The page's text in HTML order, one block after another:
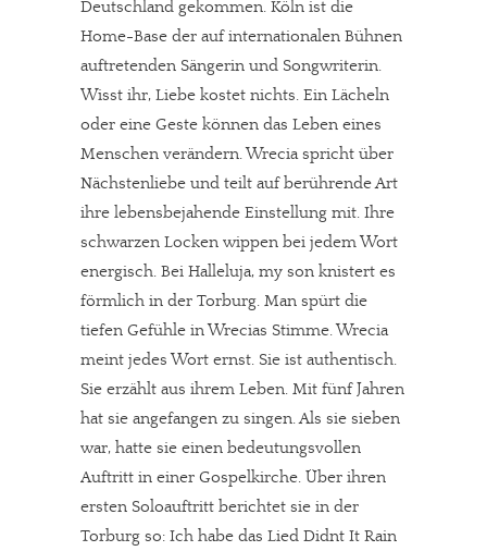
Deutschland gekommen. Köln ist die
Home-Base der auf internationalen Bühnen
auftretenden Sängerin und Songwriterin.
Wisst ihr, Liebe kostet nichts. Ein Lächeln
oder eine Geste können das Leben eines
Menschen verändern. Wrecia spricht über
Nächstenliebe und teilt auf berührende Art
ihre lebensbejahende Einstellung mit. Ihre
schwarzen Locken wippen bei jedem Wort
energisch. Bei Halleluja, my son knistert es
förmlich in der Torburg. Man spürt die
tiefen Gefühle in Wrecias Stimme. Wrecia
meint jedes Wort ernst. Sie ist authentisch.
Sie erzählt aus ihrem Leben. Mit fünf Jahren
hat sie angefangen zu singen. Als sie sieben
war, hatte sie einen bedeutungsvollen
Auftritt in einer Gospelkirche. Über ihren
ersten Soloauftritt berichtet sie in der
Torburg so: Ich habe das Lied Didnt It Rain